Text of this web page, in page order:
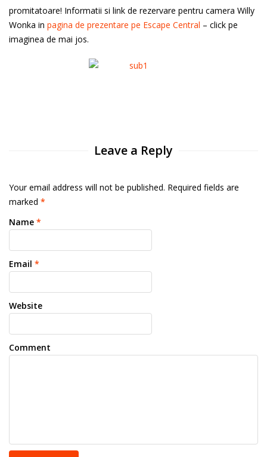
promitatoare! Informatii si link de rezervare pentru camera Willy
Wonka in pagina de prezentare pe Escape Central – click pe
imaginea de mai jos.
Leave a Reply
Your email address will not be published. Required fields are
marked *
Name *
Email *
Website
Comment